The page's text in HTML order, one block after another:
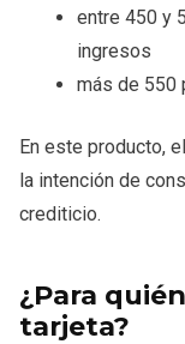
entre 450 y
ingresos
más de 550
En este producto,
la intención de
crediticio.
¿Para
tarjeta?